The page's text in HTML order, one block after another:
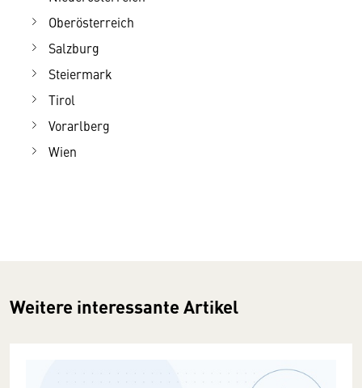
Oberösterreich
Salzburg
Steiermark
Tirol
Vorarlberg
Wien
Weitere interessante Artikel